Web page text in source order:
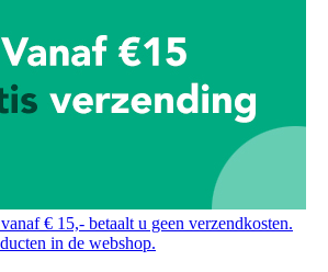
€ 15,- betaalt u geen verzendkosten.
in de webshop.